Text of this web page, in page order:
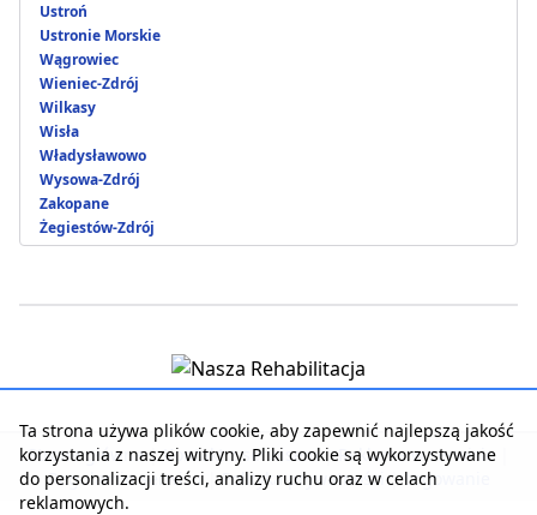
Ustroń
Ustronie Morskie
Wągrowiec
Wieniec-Zdrój
Wilkasy
Wisła
Władysławowo
Wysowa-Zdrój
Zakopane
Żegiestów-Zdrój
Strona główna | Kontakt z serwisem | Reklama w serwisie
Regulamin serwisu | Polityka prywatności | Logowanie
Ta strona używa plików cookie, aby zapewnić najlepszą jakość
korzystania z naszej witryny. Pliki cookie są wykorzystywane
do personalizacji treści, analizy ruchu oraz w celach
reklamowych.